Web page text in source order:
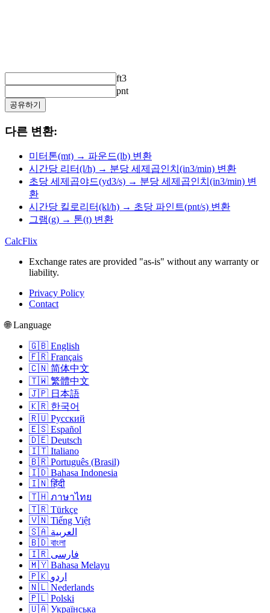
ft3
pnt
공유하기
다른 변환:
미터톤(mt) → 파운드(lb) 변환
시간당 리터(l/h) → 분당 세제곱인치(in3/min) 변환
초당 세제곱야드(yd3/s) → 분당 세제곱인치(in3/min) 변
환
시간당 킬로리터(kl/h) → 초당 파인트(pnt/s) 변환
그램(g) → 톤(t) 변환
CalcFlix
Exchange rates are provided "as-is" without any warranty or
liability.
Privacy Policy
Contact
🌐 Language
🇬🇧 English
🇫🇷 Français
🇨🇳 简体中文
🇹🇼 繁體中文
🇯🇵 日本語
🇰🇷 한국어
🇷🇺 Русский
🇪🇸 Español
🇩🇪 Deutsch
🇮🇹 Italiano
🇧🇷 Português (Brasil)
🇮🇩 Bahasa Indonesia
🇮🇳 हिंदी
🇹🇭 ภาษาไทย
🇹🇷 Türkçe
🇻🇳 Tiếng Việt
🇸🇦 العربية
🇧🇩 বাংলা
🇮🇷 فارسی
🇲🇾 Bahasa Melayu
🇵🇰 اردو
🇳🇱 Nederlands
🇵🇱 Polski
🇺🇦 Українська